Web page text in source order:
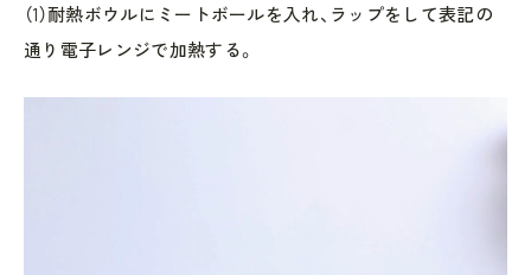
（1）耐熱ボウルにミートボールを入れ、ラップをして表記の
通り電子レンジで加熱する。